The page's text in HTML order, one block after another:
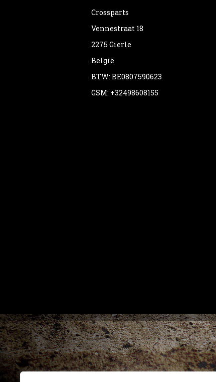
Crossparts
Vennestraat 18
2275 Gierle
België
BTW: BE0807590623
GSM: +32498608155